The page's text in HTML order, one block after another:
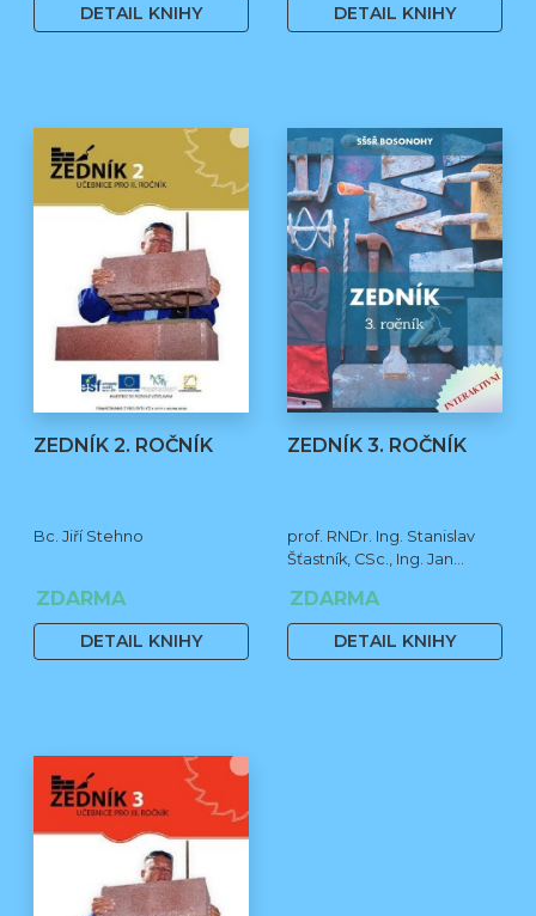
DETAIL KNIHY DETAIL KNIHY
ZEDNÍK 2. ROČNÍK
Bc. Jiří Stehno
ZDARMA
DETAIL KNIHY
ZEDNÍK 3. ROČNÍK
prof. RNDr. Ing. Stanislav
Šťastník, CSc., Ing. Jan
Stehno
ZDARMA
DETAIL KNIHY